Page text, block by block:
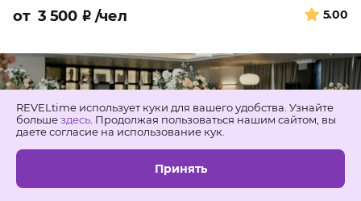
5.00
от 3 500 ₽ /чел
REVELtime использует куки для вашего удобства. Узнайте
большездесь . Продолжая пользоваться нашим сайтом, вы
даете согласие на использование кук.
Принять